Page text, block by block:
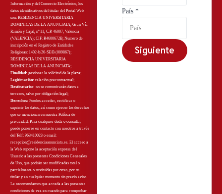
Información y del Comercio Electrónico, los
datos identificativos del titular del Portal Web
son: RESIDENCIA UNIVERSITARIA
DOMINICAS DE LA ANUNCIATA, Gran Vía
Ramón y Cajal, nº 11, C.P. 46007, Valencia
(VALENCIA); CIF: R4600672B; Numero de
inscripción en el Registro de Entidades
Religiosas: 1402-b/20-SE/B (009867);
RESIDENCIA UNIVERSITARIA
DOMINICAS DE LA ANUNCIATA;
Finalidad: gestionar la solicitud de la plaza;
Legitimación: relación precontractual;
Destinatarios: no se comunicarán datos a
terceros, salvo por obligación legal;
Derechos: Puedes acceder, rectificar o
suprimir los datos, así como ejercer los derechos
que se mencionan en nuestra Política de
privacidad. Para cualquier duda o consulta,
puede ponerse en contacto con nosotros a través
del Telf: 963410023 o email:
recepcion@residenciaanunciata.es.El acceso a
la Web supone la aceptación expresa del
Usuario a las presentes Condiciones Generales
de Uso, que podrán ser modificadas total o
parcialmente o sustituidas por otras, por su
titular y en cualquier momento sin previo aviso.
Le recomendamos que acceda a las presentes
condiciones de vez en cuando para comprobar
País *
Siguiente